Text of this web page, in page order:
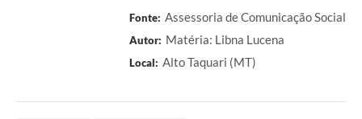
Fonte: Assessoria de Comunicação Social
Autor: Matéria: Libna Lucena
Local: Alto Taquari (MT)